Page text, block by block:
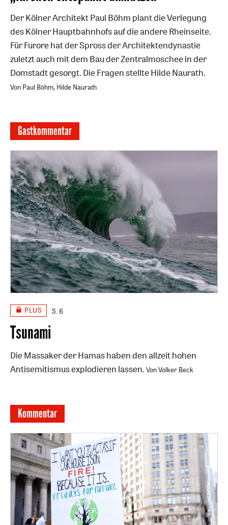
Der Kölner Architekt Paul Böhm plant die Verlegung
des Kölner Hauptbahnhofs auf die andere Rheinseite.
Für Furore hat der Spross der Architektendynastie
zuletzt auch mit dem Bau der Zentralmoschee in der
Domstadt gesorgt. Die Fragen stellte Hilde Naurath.
Von Paul Böhm, Hilde Naurath
Gastkommentar
PLUS S. 6
Tsunami
Die Massaker der Hamas haben den allzeit hohen
Antisemitismus explodieren lassen. Von Volker Beck
Kommentar